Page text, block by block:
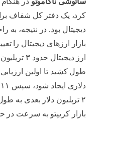
کرد، یک دفتر کل شفاف
دیجیتال بود. در نتیجه، به
بازار ارزهای دیجیتال را
۲ تریلیون دلار بعدی به
بازار کریپتو به سرعت